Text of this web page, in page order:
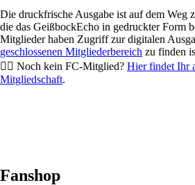
Die druckfrische Ausgabe ist auf dem Weg
die das GeißbockEcho in gedruckter Form
Mitglieder haben Zugriff zur digitalen
geschlossenen Mitgliederbereich zu finden
👉🏻 Noch kein FC-Mitglied? Hier findet Ihr
Mitgliedschaft.
Fanshop